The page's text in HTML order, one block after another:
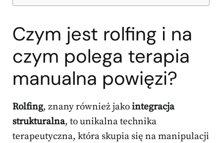
Czym jest rolfing i na
czym polega terapia
manualna powięzi?
Rolfing, znany również jakointegracja
strukturalna, to unikalna technika
terapeutyczna, która skupia się na manipulacji